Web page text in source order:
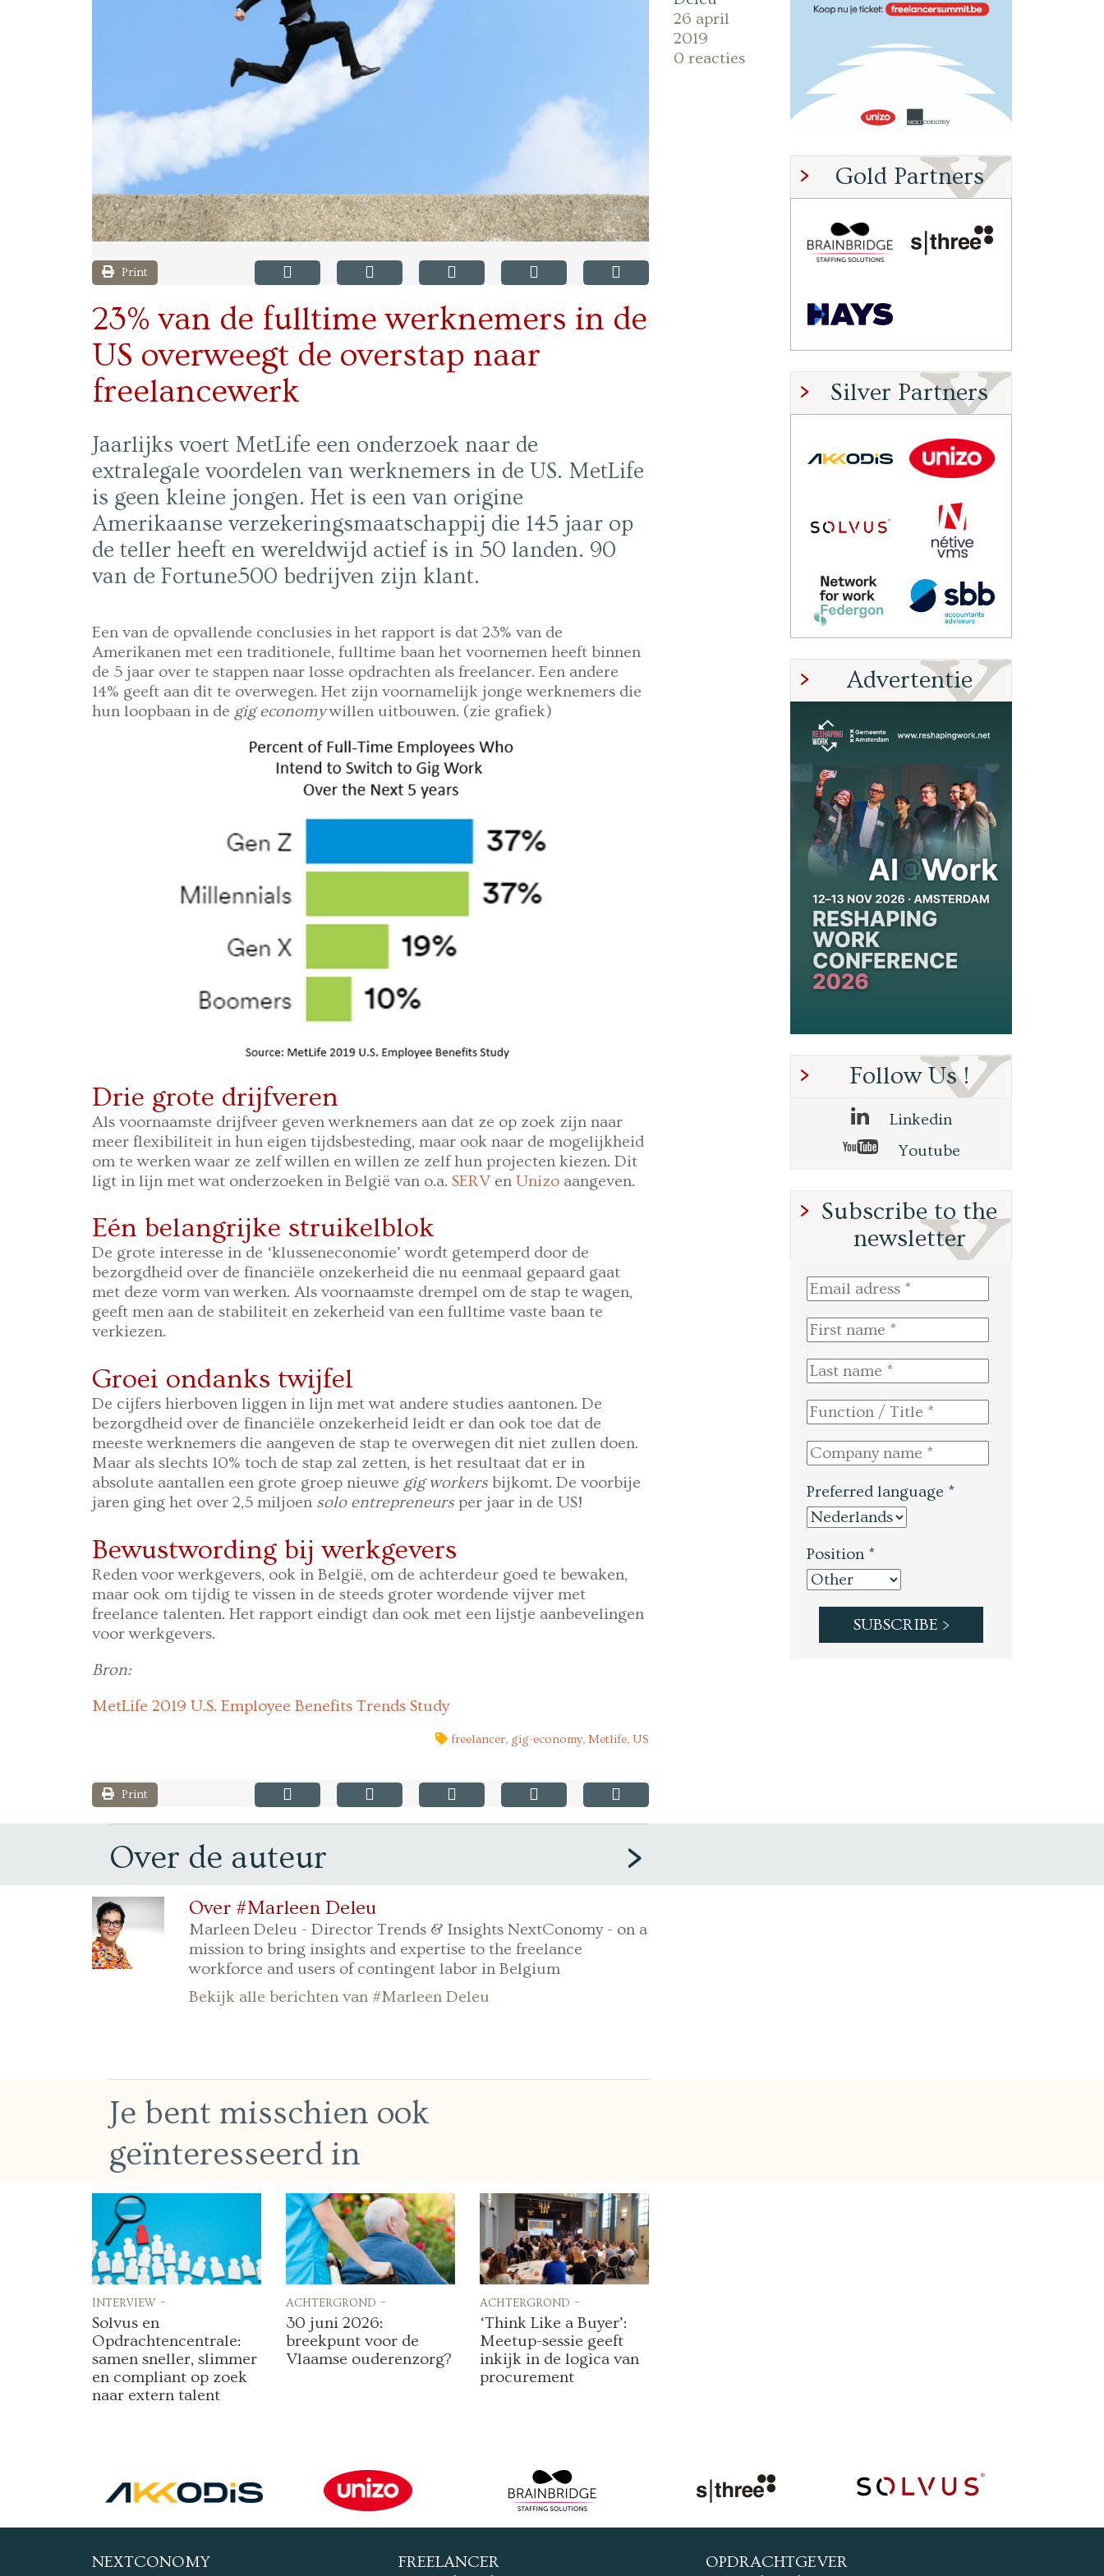
26 april
2019
0 reacties
Print
23% van de fulltime werknemers in de
US overweegt de overstap naar
freelancewerk
Jaarlijks voert MetLife een onderzoek naar de
extralegale voordelen van werknemers in de US. MetLife
is geen kleine jongen. Het is een van origine
Amerikaanse verzekeringsmaatschappij die 145 jaar op
de teller heeft en wereldwijd actief is in 50 landen. 90
van de Fortune500 bedrijven zijn klant.
Een van de opvallende conclusies in het rapport is dat 23% van de
Amerikanen met een traditionele, fulltime baan het voornemen heeft binnen
de 5 jaar over te stappen naar losse opdrachten als freelancer. Een andere
14% geeft aan dit te overwegen. Het zijn voornamelijk jonge werknemers die
hun loopbaan in de gig economywillen uitbouwen. (zie grafiek)
Drie grote drijfveren
Als voornaamste drijfveer geven werknemers aan dat ze op zoek zijn naar
meer flexibiliteit in hun eigen tijdsbesteding, maar ook naar de mogelijkheid
om te werken waar ze zelf willen en willen ze zelf hun projecten kiezen. Dit
ligt in lijn met wat onderzoeken in België van o.a. SERV en Unizo aangeven.
Eén belangrijke struikelblok
De grote interesse in de ‘klusseneconomie’ wordt getemperd door de
bezorgdheid over de financiële onzekerheid die nu eenmaal gepaard gaat
met deze vorm van werken. Als voornaamste drempel om de stap te wagen,
geeft men aan de stabiliteit en zekerheid van een fulltime vaste baan te
verkiezen.
Groei ondanks twijfel
De cijfers hierboven liggen in lijn met wat andere studies aantonen. De
bezorgdheid over de financiële onzekerheid leidt er dan ook toe dat de
meeste werknemers die aangeven de stap te overwegen dit niet zullen doen.
Maar als slechts 10% toch de stap zal zetten, is het resultaat dat er in
absolute aantallen een grote groep nieuwe gig workers bijkomt. De voorbije
jaren ging het over 2,5 miljoen solo entrepreneurs per jaar in de US!
Bewustwording bij werkgevers
Reden voor werkgevers, ook in België, om de achterdeur goed te bewaken,
maar ook om tijdig te vissen in de steeds groter wordende vijver met
freelance talenten. Het rapport eindigt dan ook met een lijstje aanbevelingen
voor werkgevers.
Bron:
MetLife 2019 U.S. Employee Benefits Trends Study
freelancer, gig-economy,Metlife,US
Print
Over de auteur
Over #Marleen Deleu
Marleen Deleu - Director Trends & Insights NextConomy - on a
mission to bring insights and expertise to the freelance
workforce and users of contingent labor in Belgium
Bekijk alle berichten van #Marleen Deleu
Je bent misschien ook
geïnteresseerd in
interview -
Solvus en
Opdrachtencentrale:
samen sneller, slimmer
en compliant op zoek
naar extern talent
achtergrond -
30 juni 2026:
breekpunt voor de
Vlaamse ouderenzorg?
achtergrond -
‘Think Like a Buyer’:
Meetup-sessie geeft
inkijk in de logica van
procurement
Gold Partners
Silver Partners
Advertentie
Follow Us !
Linkedin
Youtube
Subscribe to the
newsletter
Preferred language *
Position *
NEXTCONOMY
FREELANCER
OPDRACHTGEVER